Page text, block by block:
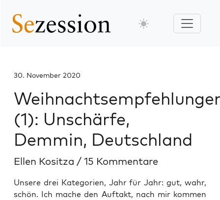
30. November 2020
(1): Unschärfe,
Demmin, Deutschland
Ellen Kositza / 15 Kommentare
Unsere drei Kategorien, Jahr für Jahr: gut, wahr,
schön. Ich mache den Auftakt, nach mir kommen